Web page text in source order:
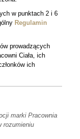
w punktach 2 i 6
Regulamin
prowadzących
Ciała, ich
ich
marki Pracownia
rozumieniu